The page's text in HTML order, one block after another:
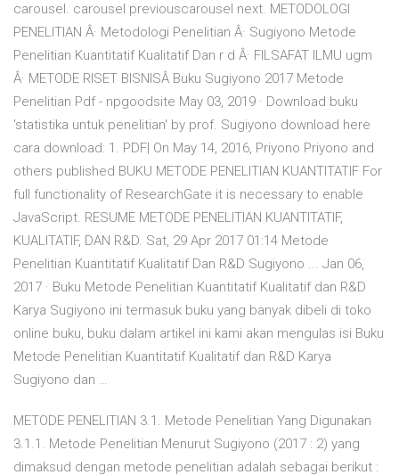
carousel. carousel previouscarousel next. METODOLOGI
PENELITIAN Â· Metodologi Penelitian Â· Sugiyono Metode
Penelitian Kuantitatif Kualitatif Dan r d Â· FILSAFAT ILMU ugm
Â· METODE RISET BISNISÂ Buku Sugiyono 2017 Metode
Penelitian Pdf - npgoodsite May 03, 2019 · Download buku
'statistika untuk penelitian' by prof. Sugiyono download here
cara download: 1. PDF| On May 14, 2016, Priyono Priyono and
others published BUKU METODE PENELITIAN KUANTITATIF For
full functionality of ResearchGate it is necessary to enable
JavaScript. RESUME METODE PENELITIAN KUANTITATIF,
KUALITATIF, DAN R&D. Sat, 29 Apr 2017 01:14 Metode
Penelitian Kuantitatif Kualitatif Dan R&D Sugiyono ... Jan 06,
2017 · Buku Metode Penelitian Kuantitatif Kualitatif dan R&D
Karya Sugiyono ini termasuk buku yang banyak dibeli di toko
online buku, buku dalam artikel ini kami akan mengulas isi Buku
Metode Penelitian Kuantitatif Kualitatif dan R&D Karya
Sugiyono dan …
METODE PENELITIAN 3.1. Metode Penelitian Yang Digunakan
3.1.1. Metode Penelitian Menurut Sugiyono (2017 : 2) yang
dimaksud dengan metode penelitian adalah sebagai berikut :